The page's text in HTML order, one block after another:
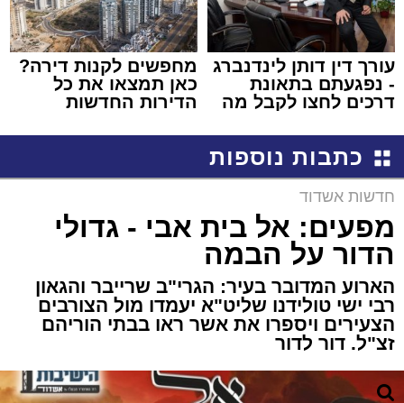
עורך דין דותן לינדנברג
- נפגעתם בתאונת
דרכים לחצו לקבל מה
מחפשים לקנות דירה?
כאן תמצאו את כל
הדירות החדשות
כתבות נוספות
חדשות אשדוד
מפעים: אל בית אבי - גדולי
הדור על הבמה
הארוע המדובר בעיר: הגרי"ב שרייבר והגאון
רבי ישי טולידנו שליט"א יעמדו מול הצורבים
הצעירים ויספרו את אשר ראו בבתי הוריהם
זצ"ל. דור לדור